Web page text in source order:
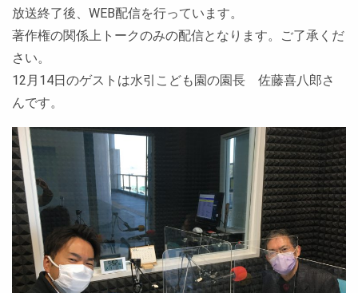
放送終了後、WEB配信を行っています。
著作権の関係上トークのみの配信となります。ご了承くだ
さい。
12月14日のゲストは水引こども園の園長 佐藤喜八郎さ
んです。